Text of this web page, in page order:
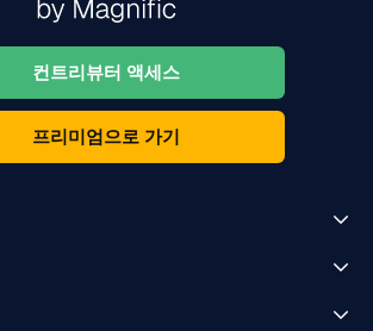
컨트리뷰터 액세스
프리미엄으로 가기